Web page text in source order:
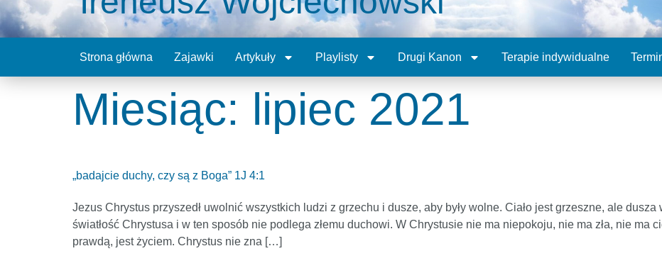
Strona główna Zajawki Artykuły Playlisty Drugi Kanon Terapie indywidualne
Miesiąc: lipiec 2021
„badajcie duchy, czy są z Boga” 1J 4:1
Jezus Chrystus przyszedł uwolnić wszystkich ludzi z grzechu i dusze, aby były wolne. Ciało jest grzeszne, ale
światłość Chrystusa i w ten sposób nie podlega złemu duchowi. W Chrystusie nie ma niepokoju, nie ma zła, nie ma
prawdą, jest życiem. Chrystus nie zna […]